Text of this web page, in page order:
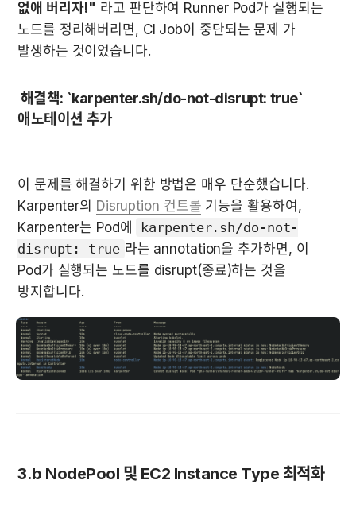
없애 버리자!" 라고 판단하여 Runner Pod가 실행되는
노드를 정리해버리면, CI Job이 중단되는 문제 가
발생하는 것이었습니다.
해결책: `karpenter.sh/do-not-disrupt: true`
애노테이션 추가
이 문제를 해결하기 위한 방법은 매우 단순했습니다.
Karpenter의 Disruption 컨트롤 기능을 활용하여,
Karpenter는 Pod에
karpenter.sh/do-not-
disrupt: true 라는 annotation을 추가하면, 이
Pod가 실행되는 노드를 disrupt(종료)하는 것을
방지합니다.
3.b NodePool 및 EC2 Instance Type 최적화